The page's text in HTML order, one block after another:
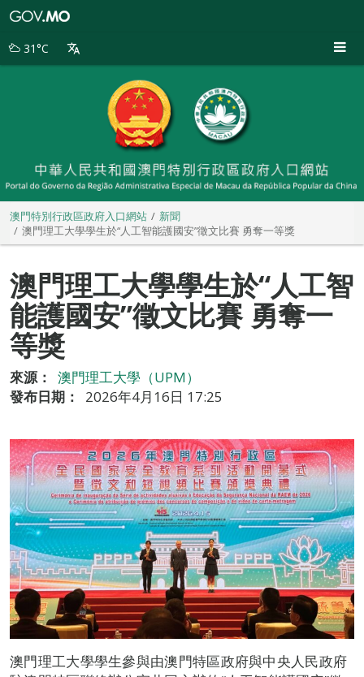
別
31°C
澳門特別行政區政府入口網站
新聞
澳門理工大學學生於“人工智能護國安”徵文比賽 勇奪一等獎
澳門理工大學學生於“人工智
能護國安”徵文比賽 勇奪一
等獎
來源：
澳門理工大學（UPM）
發布日期：
2026年4月16日 17:25
澳門理工大學學生參與由澳門特區政府與中央人民政府